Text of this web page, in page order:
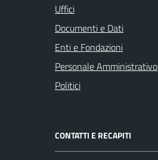
Uffici
Documenti e Dati
Enti e Fondazioni
Personale Amministrativo
Politici
CONTATTI E RECAPITI